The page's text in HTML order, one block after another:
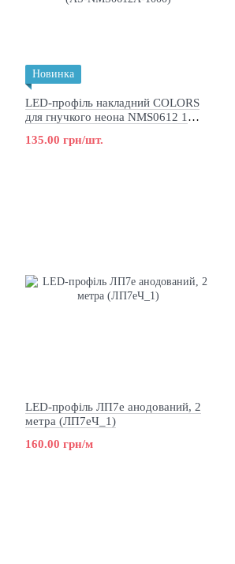
Новинка
LED-профіль накладний COLORS
для гнучкого неона NMS0612 1
135.00 грн/шт.
LED-профіль ЛП7е анодований, 2
метра (ЛП7еЧ_1)
160.00 грн/м